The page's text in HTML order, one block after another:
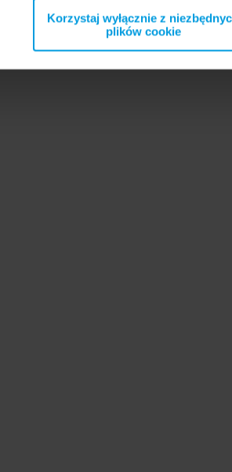
Korzystaj wyłącznie z
plików cookie